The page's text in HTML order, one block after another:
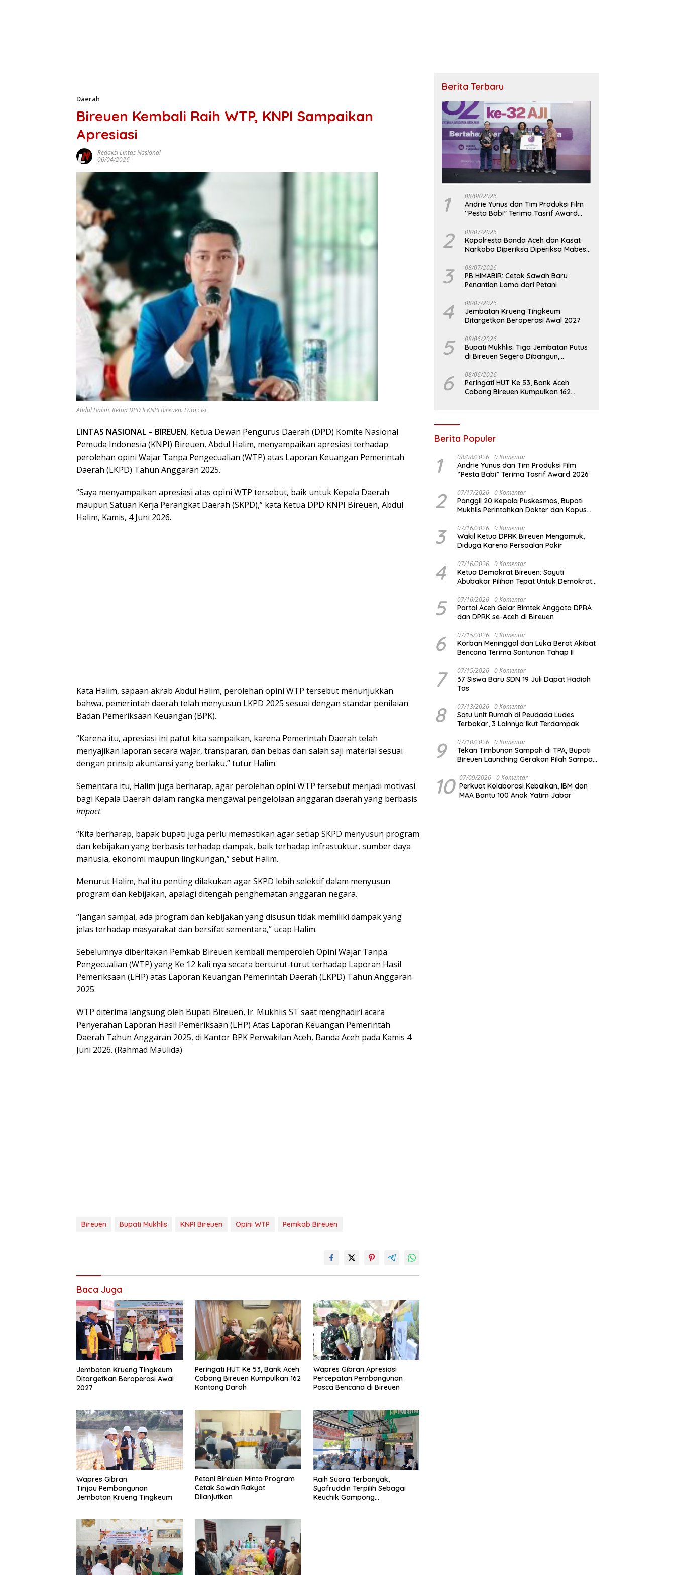
Daerah
Bireuen Kembali Raih WTP, KNPI Sampaikan
Apresiasi
Redaksi Lintas Nasional
06/04/2026
Abdul Halim, Ketua DPD II KNPI Bireuen. Foto : Ist
LINTAS NASIONAL – BIREUEN, Ketua Dewan Pengurus Daerah (DPD) Komite Nasional
Pemuda Indonesia (KNPI) Bireuen, Abdul Halim, menyampaikan apresiasi terhadap
perolehan opini Wajar Tanpa Pengecualian (WTP) atas Laporan Keuangan Pemerintah
Daerah (LKPD) Tahun Anggaran 2025.
“Saya menyampaikan apresiasi atas opini WTP tersebut, baik untuk Kepala Daerah
maupun Satuan Kerja Perangkat Daerah (SKPD),” kata Ketua DPD KNPI Bireuen, Abdul
Halim, Kamis, 4 Juni 2026.
Kata Halim, sapaan akrab Abdul Halim, perolehan opini WTP tersebut menunjukkan
bahwa, pemerintah daerah telah menyusun LKPD 2025 sesuai dengan standar penilaian
Badan Pemeriksaan Keuangan (BPK).
“Karena itu, apresiasi ini patut kita sampaikan, karena Pemerintah Daerah telah
menyajikan laporan secara wajar, transparan, dan bebas dari salah saji material sesuai
dengan prinsip akuntansi yang berlaku,” tutur Halim.
Sementara itu, Halim juga berharap, agar perolehan opini WTP tersebut menjadi motivasi
bagi Kepala Daerah dalam rangka mengawal pengelolaan anggaran daerah yang berbasis
impact.
“Kita berharap, bapak bupati juga perlu memastikan agar setiap SKPD menyusun program
dan kebijakan yang berbasis terhadap dampak, baik terhadap infrastuktur, sumber daya
manusia, ekonomi maupun lingkungan,” sebut Halim.
Menurut Halim, hal itu penting dilakukan agar SKPD lebih selektif dalam menyusun
program dan kebijakan, apalagi ditengah penghematan anggaran negara.
“Jangan sampai, ada program dan kebijakan yang disusun tidak memiliki dampak yang
jelas terhadap masyarakat dan bersifat sementara,” ucap Halim.
Sebelumnya diberitakan Pemkab Bireuen kembali memperoleh Opini Wajar Tanpa
Pengecualian (WTP) yang Ke 12 kali nya secara berturut-turut terhadap Laporan Hasil
Pemeriksaan (LHP) atas Laporan Keuangan Pemerintah Daerah (LKPD) Tahun Anggaran
2025.
WTP diterima langsung oleh Bupati Bireuen, Ir. Mukhlis ST saat menghadiri acara
Penyerahan Laporan Hasil Pemeriksaan (LHP) Atas Laporan Keuangan Pemerintah
Daerah Tahun Anggaran 2025, di Kantor BPK Perwakilan Aceh, Banda Aceh pada Kamis 4
Juni 2026. (Rahmad Maulida)
Bireuen Bupati Mukhlis KNPI Bireuen Opini WTP Pemkab Bireuen
Baca Juga
Jembatan Krueng Tingkeum
Ditargetkan Beroperasi Awal
2027
Peringati HUT Ke 53, Bank Aceh
Cabang Bireuen Kumpulkan 162
Kantong Darah
Wapres Gibran Apresiasi
Percepatan Pembangunan
Pasca Bencana di Bireuen
Wapres Gibran
Tinjau Pembangunan
Jembatan Krueng Tingkeum
Petani Bireuen Minta Program
Cetak Sawah Rakyat
Dilanjutkan
Raih Suara Terbanyak,
Syafruddin Terpilih Sebagai
Keuchik Gampong
Berita Terbaru
1 08/08/2026
Andrie Yunus dan Tim Produksi Film
“Pesta Babi” Terima Tasrif Award
2 08/07/2026
Kapolresta Banda Aceh dan Kasat
Narkoba Diperiksa Diperiksa Mabes
3 08/07/2026
PB HIMABIR: Cetak Sawah Baru
Penantian Lama dari Petani
4 08/07/2026
Jembatan Krueng Tingkeum
Ditargetkan Beroperasi Awal 2027
5 08/06/2026
Bupati Mukhlis: Tiga Jembatan Putus
di Bireuen Segera Dibangun,
6 08/06/2026
Peringati HUT Ke 53, Bank Aceh
Cabang Bireuen Kumpulkan 162
Berita Populer
1 08/08/2026 0 Komentar
Andrie Yunus dan Tim Produksi Film
“Pesta Babi” Terima Tasrif Award 2026
2 07/17/2026 0 Komentar
Panggil 20 Kepala Puskesmas, Bupati
Mukhlis Perintahkan Dokter dan Kapus
3 07/16/2026 0 Komentar
Wakil Ketua DPRK Bireuen Mengamuk,
Diduga Karena Persoalan Pokir
4 07/16/2026 0 Komentar
Ketua Demokrat Bireuen: Sayuti
Abubakar Pilihan Tepat Untuk Demokrat
5 07/16/2026 0 Komentar
Partai Aceh Gelar Bimtek Anggota DPRA
dan DPRK se-Aceh di Bireuen
6 07/15/2026 0 Komentar
Korban Meninggal dan Luka Berat Akibat
Bencana Terima Santunan Tahap II
7 07/15/2026 0 Komentar
37 Siswa Baru SDN 19 Juli Dapat Hadiah
Tas
8 07/13/2026 0 Komentar
Satu Unit Rumah di Peudada Ludes
Terbakar, 3 Lainnya Ikut Terdampak
9 07/10/2026 0 Komentar
Tekan Timbunan Sampah di TPA, Bupati
Bireuen Launching Gerakan Pilah Sampah
10 07/09/2026 0 Komentar
Perkuat Kolaborasi Kebaikan, IBM dan
MAA Bantu 100 Anak Yatim Jabar